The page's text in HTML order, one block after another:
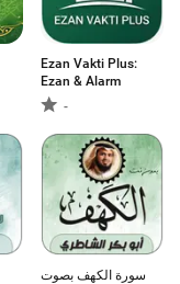
Ezan Vakti Plus:
Ezan & Alarm
-
سورة الكهف بصوت